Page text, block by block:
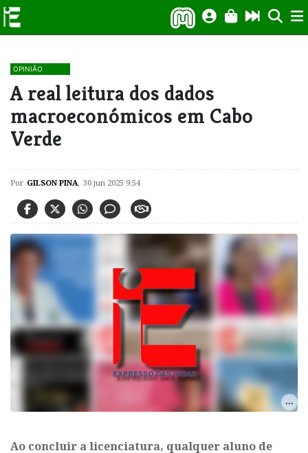
OPINIÃO
A real leitura dos dados
macroeconómicos em Cabo
Verde
Por GILSON PINA, 30 jun 2025 9:54
Ao concluir a licenciatura, qualquer aluno de